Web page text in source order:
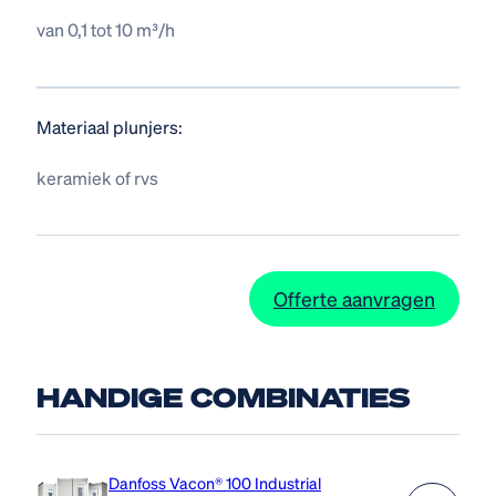
van 0,1 tot 10 m³/h
Materiaal plunjers:
keramiek of rvs
Offerte aanvragen
HANDIGE COMBINATIES
Danfoss Vacon® 100 Industrial